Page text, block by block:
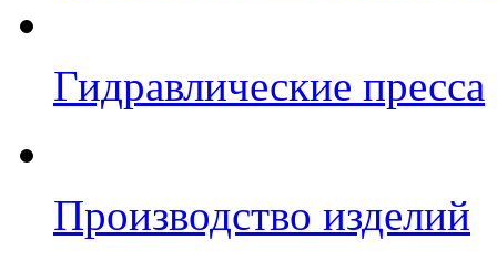
Гидравлические пресса
Производство изделий